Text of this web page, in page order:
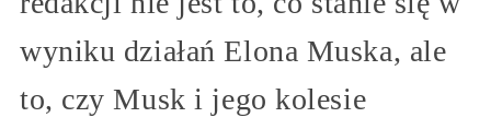
wyniku działań Elona Muska, ale
to, czy Musk i jego kolesie